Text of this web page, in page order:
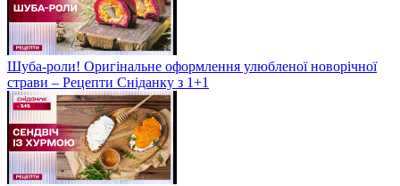
Шуба-роли! Оригінальне оформлення улюбленої новорічної
страви – Рецепти Сніданку з 1+1